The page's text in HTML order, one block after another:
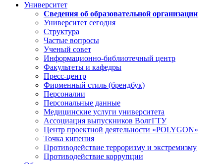
Университет
Сведения об образовательной организации
Университет сегодня
Структура
Частые вопросы
Ученый совет
Информационно-библиотечный центр
Факультеты и кафедры
Пресс-центр
Фирменный стиль (брендбук)
Персоналии
Персональные данные
Медицинские услуги университета
Ассоциация выпускников ВолгГТУ
Центр проектной деятельности «POLYGON»
Точка кипения
Противодействие терроризму и экстремизму
Противодействие коррупции